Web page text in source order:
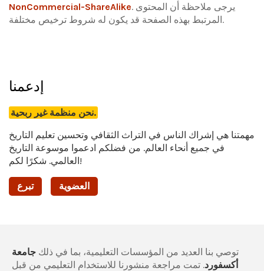
NonCommercial-ShareAlike. يرجى ملاحظة أن المحتوى
المرتبط بهذه الصفحة قد يكون له شروط ترخيص مختلفة.
إدعمنا
نحن منظمة غير ربحية.
مهمتنا هي إشراك الناس في التراث الثقافي وتحسين تعليم التاريخ
في جميع أنحاء العالم. من فضلكم ادعموا موسوعة التاريخ
العالمي. شكرًا لكم!
تبرع العضوية
توصي بنا العديد من المؤسسات التعليمية، بما في ذلك جامعة
أكسفورد. تمت مراجعة منشورنا للاستخدام التعليمي من قبل